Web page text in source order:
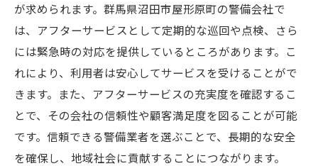
が求められます。群馬県沼田市屋形原町の警備会社で
は、アフターサービスとして定期的な巡回や点検、さら
には緊急時の対応を提供しているところがあります。こ
れにより、利用者は安心してサービスを受けることがで
きます。また、アフターサービスの充実度を確認するこ
とで、その会社の信頼性や顧客満足度を図ることが可能
です。信頼できる警備業者を選ぶことで、長期的な安全
を確保し、地域社会に貢献することにつながります。